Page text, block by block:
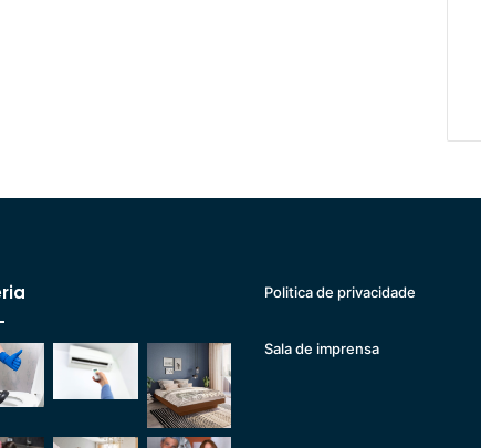
Politica de privacidade
Sala de imprensa